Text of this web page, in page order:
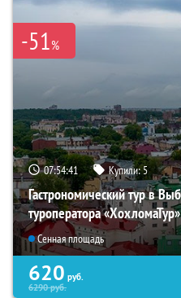
-51%
07:54:40 Купили:5
Гастрономический тур в
туроператора «ХохломаТур»
Сенная площадь
620 руб.
6290руб.